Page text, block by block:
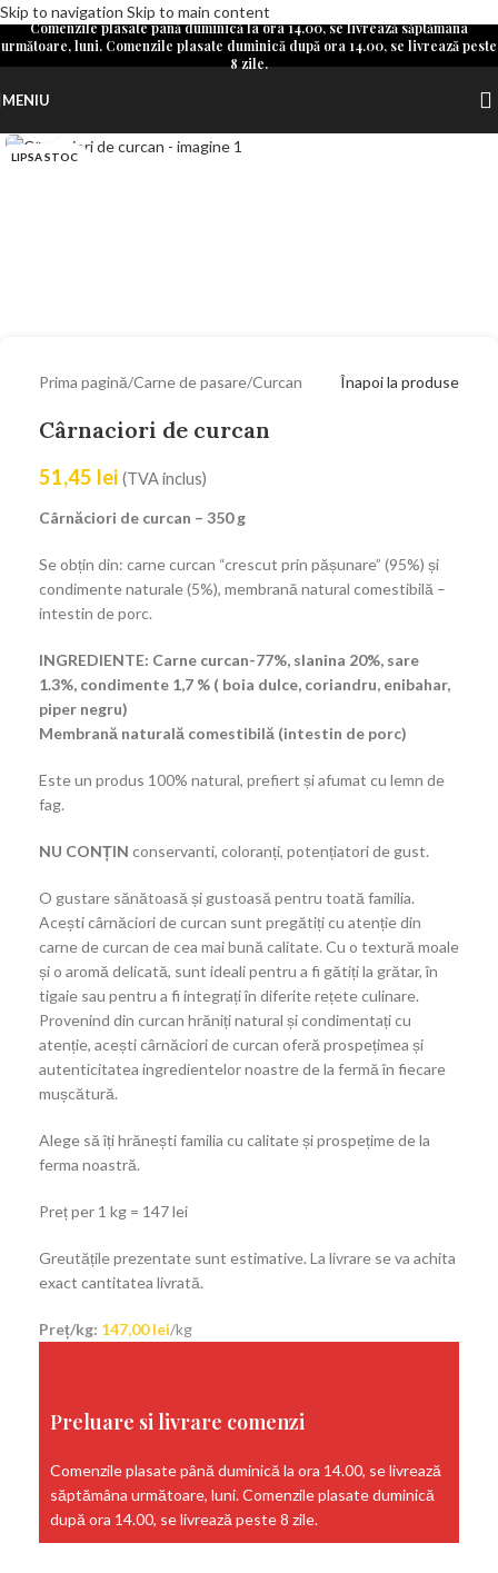
Skip to navigation Skip to main content
Comenzile plasate până duminică la ora 14.00, se livrează săptămâna
următoare, luni. Comenzile plasate duminică după ora 14.00, se livrează peste
8 zile.
MENIU
LIPSA STOC
Prima pagină/Carne de pasare/Curcan Înapoi la produse
Cârnaciori de curcan
51,45 lei (TVA inclus)
Cârnăciori de curcan – 350 g
Se obțin din: carne curcan “crescut prin pășunare” (95%) și
condimente naturale (5%), membrană natural comestibilă –
intestin de porc.
INGREDIENTE: Carne curcan-77%, slanina 20%, sare
1.3%, condimente 1,7 % ( boia dulce, coriandru, enibahar,
piper negru)
Membrană naturală comestibilă (intestin de porc)
Este un produs 100% natural, prefiert și afumat cu lemn de
fag.
NU CONȚIN conservanti, coloranți, potențiatori de gust.
O gustare sănătoasă și gustoasă pentru toată familia.
Acești cârnăciori de curcan sunt pregătiți cu atenție din
carne de curcan de cea mai bună calitate. Cu o textură moale
și o aromă delicată, sunt ideali pentru a fi gătiți la grătar, în
tigaie sau pentru a fi integrați în diferite rețete culinare.
Provenind din curcan hrăniți natural și condimentați cu
atenție, acești cârnăciori de curcan oferă prospețimea și
autenticitatea ingredientelor noastre de la fermă în fiecare
mușcătură.
Alege să îți hrănești familia cu calitate și prospețime de la
ferma noastră.
Preț per 1 kg = 147 lei
Greutățile prezentate sunt estimative. La livrare se va achita
exact cantitatea livrată.
Preț/kg: 147,00lei/kg
Preluare si livrare comenzi
Comenzile plasate până duminică la ora 14.00, se livrează
săptămâna următoare, luni. Comenzile plasate duminică
după ora 14.00, se livrează peste 8 zile.